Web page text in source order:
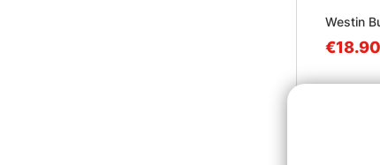
Westin
€18.90